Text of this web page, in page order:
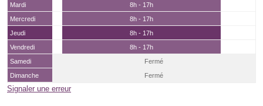
Mardi
8h - 17h
Mercredi
8h - 17h
Jeudi
8h - 17h
Vendredi
8h - 17h
Samedi
Fermé
Dimanche
Fermé
Signaler une erreur